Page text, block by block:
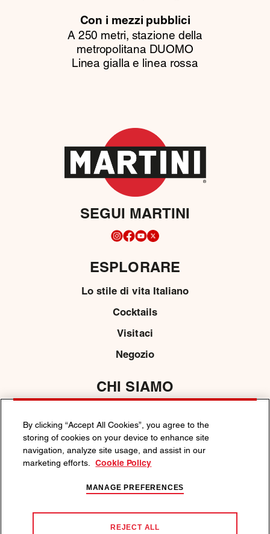
Con i mezzi pubblici
A 250 metri, stazione della
metropolitana DUOMO
Linea gialla e linea rossa
SEGUI MARTINI
ESPLORARE
Lo stile di vita Italiano
Cocktails
Visitaci
Negozio
CHI SIAMO
Media
TERMINI E CONDIZIONI
By clicking “Accept All Cookies”, you agree to the
storing of cookies on your device to enhance site
navigation, analyze site usage, and assist in our
marketing efforts.
Cookie Policy
MANAGE PREFERENCES
REJECT ALL